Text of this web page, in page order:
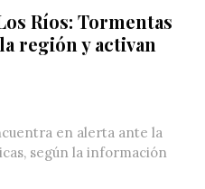
Ríos: Tormentas
región y activan
en alerta ante la
según la información